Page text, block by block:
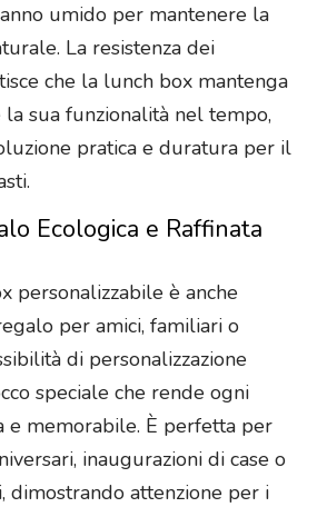
umido per mantenere la
La resistenza dei
che la lunch box mantenga
sua funzionalità nel tempo,
pratica e duratura per il
Ecologica e Raffinata
personalizzabile è anche
per amici, familiari o
di personalizzazione
speciale che rende ogni
e memorabile. È perfetta per
inaugurazioni di case o
dimostrando attenzione per i